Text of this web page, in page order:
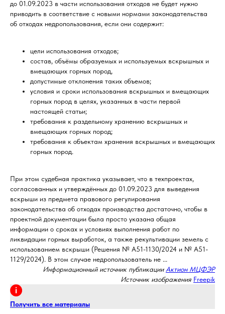
до 01.09.2023 в части использования отходов не будет нужно
приводить в соответствие с новыми нормами законодательства
об отходах недропользования, если они содержит:
цели использования отходов;
состав, объёмы образуемых и используемых вскрышных и
вмещающих горных пород,
допустимые отклонения таких объемов;
условия и сроки использования вскрышных и вмещающих
горных пород в целях, указанных в части первой
настоящей статьи;
требования к раздельному хранению вскрышных и
вмещающих горных пород;
требования к объектам хранения вскрышных и вмещающих
горных пород.
При этом судебная практика указывает, что в техпроектах,
согласованных и утверждённых до 01.09.2023 для выведения
вскрыши из предмета правового регулирования
законодательства об отходах производства достаточно, чтобы в
проектной документации была просто указана общая
информации о сроках и условиях выполнения работ по
ликвидации горных выработок, а также рекультивации земель с
использованием вскрыши (Решения № А51-1130/2024 и № А51-
1129/2024). В этом случае недропользователь не ...
Информационный источник публикации Актион МЦФЭР
Источник изображения Freepik
Получить все материалы